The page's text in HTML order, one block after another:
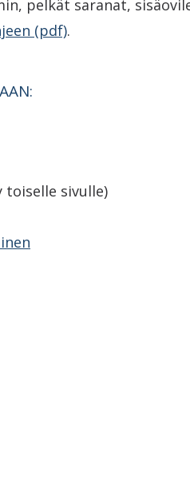
pelkät saranat,
(pdf).
toiselle sivulle)